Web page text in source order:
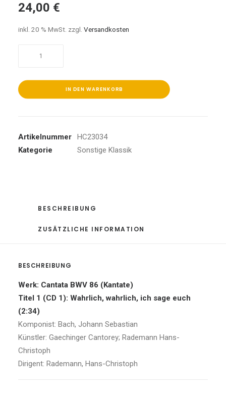
24,00 €
inkl. 20 % MwSt. zzgl. Versandkosten
The
-
V
IN DEN WARENKORB
Artikelnummer
HC23034
Kategorie
Sonstige Klassik
BESCHREIBUNG
ZUSÄTZLICHE INFORMATION
BESCHREIBUNG
Werk: Cantata BWV 86 (Kantate)
Titel 1 (CD 1): Wahrlich, wahrlich, ich sage euch
(2:34)
Komponist: Bach, Johann Sebastian
Künstler: Gaechinger Cantorey; Rademann Hans-
Christoph
Dirigent: Rademann, Hans-Christoph